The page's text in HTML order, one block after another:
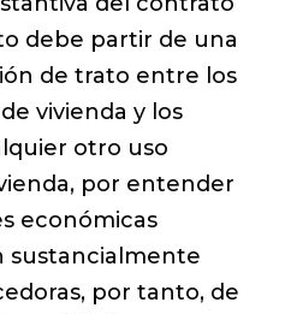
debe partir de una
de trato entre los
vivienda y los
otro uso
por entender
económicas
sustancialmente
por tanto, de